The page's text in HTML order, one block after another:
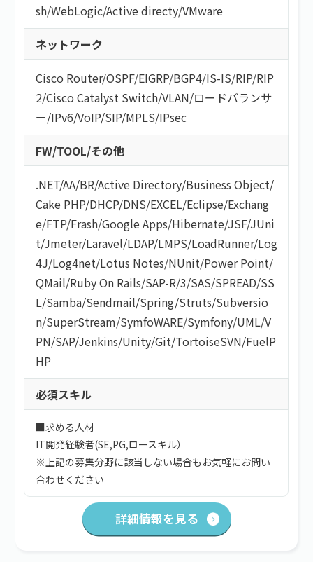
sh/WebLogic/Active directy/VMware
ネットワーク
Cisco Router/OSPF/EIGRP/BGP4/IS-IS/RIP/RIP
2/Cisco Catalyst Switch/VLAN/ロードバランサ
ー/IPv6/VoIP/SIP/MPLS/IPsec
FW/TOOL/その他
.NET/AA/BR/Active Directory/Business Object/
Cake PHP/DHCP/DNS/EXCEL/Eclipse/Exchang
e/FTP/Frash/Google Apps/Hibernate/JSF/JUni
t/Jmeter/Laravel/LDAP/LMPS/LoadRunner/Log
4J/Log4net/Lotus Notes/NUnit/Power Point/
QMail/Ruby On Rails/SAP-R/3/SAS/SPREAD/SS
L/Samba/Sendmail/Spring/Struts/Subversio
n/SuperStream/SymfoWARE/Symfony/UML/V
PN/SAP/Jenkins/Unity/Git/TortoiseSVN/FuelP
HP
必須スキル
■求める人材
IT開発経験者(SE,PG,ロースキル）
※上記の募集分野に該当しない場合もお気軽にお問い
合わせください
詳細情報を見る